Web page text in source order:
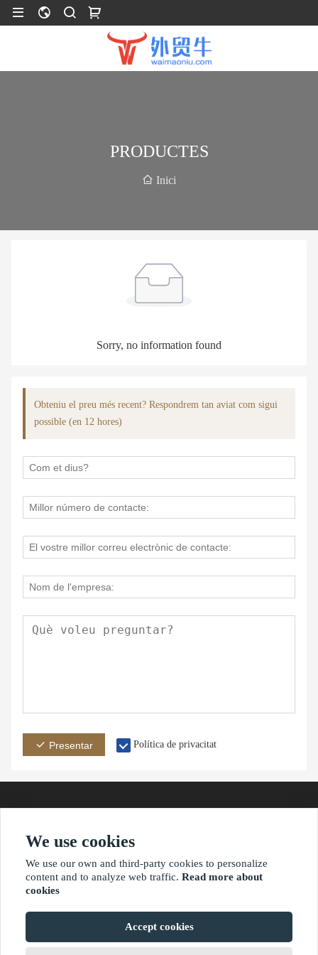
PRODUCTES
Inici
Sorry, no information found
Obteniu el preu més recent? Respondrem tan aviat com sigui
possible (en 12 hores)
Presentar Política de privacitat
adreça Correuelectrònic
?2021 waimaoniu.net
We use cookies
We use our own and third-party cookies to personalize
content and to analyze web traffic. Read more about
cookies
Accept cookies